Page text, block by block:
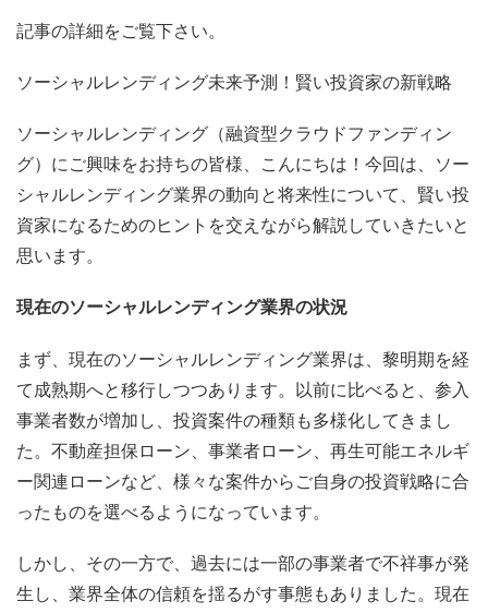
記事の詳細をご覧下さい。
ソーシャルレンディング未来予測！賢い投資家の新戦略
ソーシャルレンディング（融資型クラウドファンディン
グ）にご興味をお持ちの皆様、こんにちは！今回は、ソー
シャルレンディング業界の動向と将来性について、賢い投
資家になるためのヒントを交えながら解説していきたいと
思います。
現在のソーシャルレンディング業界の状況
まず、現在のソーシャルレンディング業界は、黎明期を経
て成熟期へと移行しつつあります。以前に比べると、参入
事業者数が増加し、投資案件の種類も多様化してきまし
た。不動産担保ローン、事業者ローン、再生可能エネルギ
ー関連ローンなど、様々な案件からご自身の投資戦略に合
ったものを選べるようになっています。
しかし、その一方で、過去には一部の事業者で不祥事が発
生し、業界全体の信頼を揺るがす事態もありました。現在